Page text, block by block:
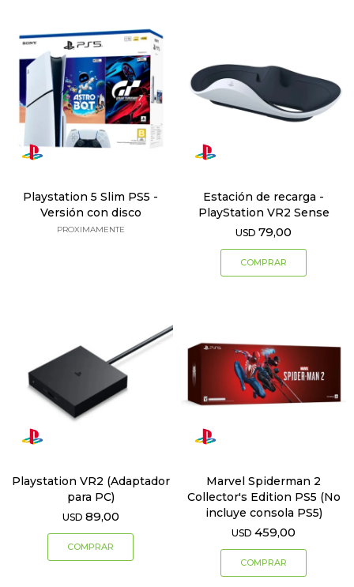
Playstation 5 Slim PS5 -
Versión con disco
PROXIMAMENTE
Estación de recarga -
PlayStation VR2 Sense
USD 79,00
Playstation VR2 (Adaptador
para PC)
USD 89,00
Marvel Spiderman 2
Collector's Edition PS5 (No
incluye consola PS5)
USD 459,00